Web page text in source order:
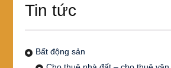
Tin tức
Bất động sản